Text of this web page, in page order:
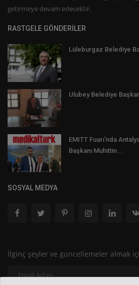
getirmeye devam edecektir.
RASTGELE GÖNDERİLER
Lüleburgaz Belediye
Ulubey Belediye
EMITT Fuarı'nda
Başkanı Muhittin...
SOSYAL MEDYA
İlginç şeyler ve güncellemeler almak